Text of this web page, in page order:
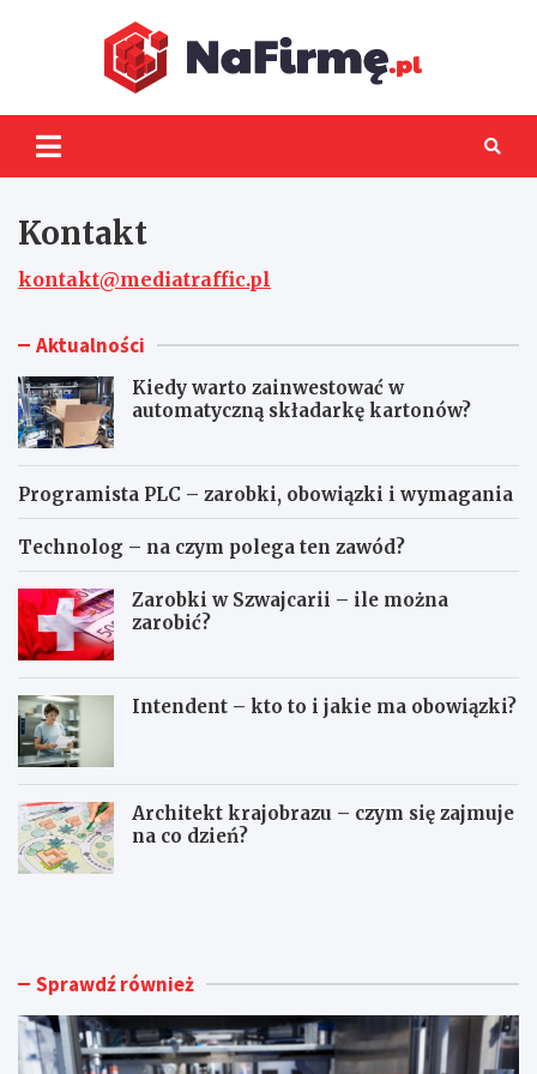
Kontakt
kontakt@mediatraffic.pl
Aktualności
Kiedy warto zainwestować w
automatyczną składarkę kartonów?
Programista PLC – zarobki, obowiązki i wymagania
Technolog – na czym polega ten zawód?
Zarobki w Szwajcarii – ile można
zarobić?
Intendent – kto to i jakie ma obowiązki?
Architekt krajobrazu – czym się zajmuje
na co dzień?
K
w
r
t
P
a
s
Sprawdź również